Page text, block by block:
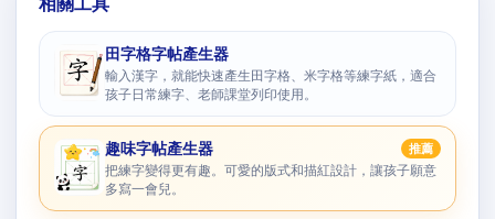
田字格字帖產生器
輸入漢字，就能快速產生田字格、米字格等練字紙，適合
孩子日常練字、老師課堂列印使用。
趣味字帖產生器 推薦
把練字變得更有趣。可愛的版式和描紅設計，讓孩子願意
多寫一會兒。